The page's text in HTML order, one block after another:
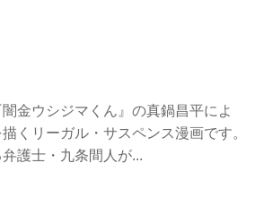
闇金ウシジマくん』の真鍋昌平によ
くリーガル・サスペンス漫画です。
護士・九条間人が...